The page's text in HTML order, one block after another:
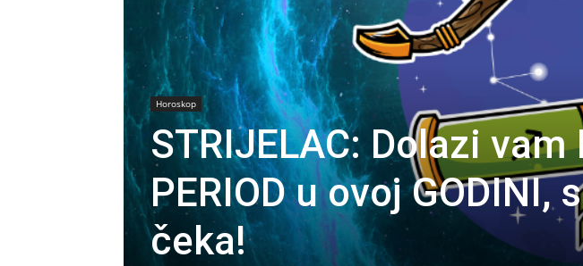
Horoskop
STRIJELAC: Dolazi vam
PERIOD u ovoj GODINI,
čeka!